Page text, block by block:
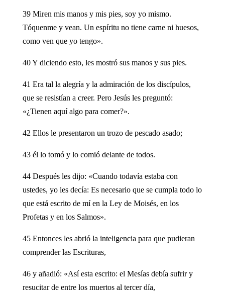
39 Miren mis manos y mis pies, soy yo mismo.
Tóquenme y vean. Un espíritu no tiene carne ni huesos,
como ven que yo tengo».
40 Y diciendo esto, les mostró sus manos y sus pies.
41 Era tal la alegría y la admiración de los discípulos,
que se resistían a creer. Pero Jesús les preguntó:
«¿Tienen aquí algo para comer?».
42 Ellos le presentaron un trozo de pescado asado;
43 él lo tomó y lo comió delante de todos.
44 Después les dijo: «Cuando todavía estaba con
ustedes, yo les decía: Es necesario que se cumpla todo lo
que está escrito de mí en la Ley de Moisés, en los
Profetas y en los Salmos».
45 Entonces les abrió la inteligencia para que pudieran
comprender las Escrituras,
46 y añadió: «Así esta escrito: el Mesías debía sufrir y
resucitar de entre los muertos al tercer día,